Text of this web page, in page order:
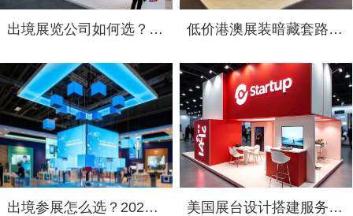
出境展览公司如何选？2026俄罗斯展台设计搭建十大服务商实力盘点 低价港澳展装暗藏套路！2026 跨境展览设计：通关额外花费避雷指南
出境参展怎么选？2026 海外展台设计搭建公司综合实力盘点 美国展台设计搭建服务选择指南：出境参展中国企业必读